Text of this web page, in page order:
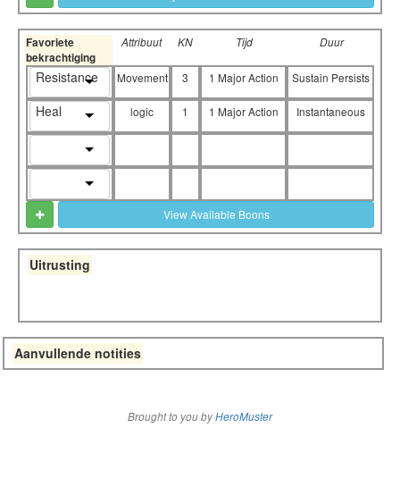
Favoriete
bekrachtiging
Attribuut KN Tijd Duur
Resistance Movement 3 1 Major Action Sustain Persists
Heal logic 1 1 Major Action Instantaneous
View Available Boons
Uitrusting
Aanvullende notities
Brought to you byHeroMuster